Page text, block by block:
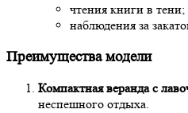
чтения книги в тени;
наблюдения за
Преимущества модели
Компактная веранда с
неспешного отдыха.